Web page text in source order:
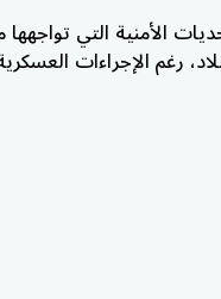
الأمنية التي
رغم الإجراءات